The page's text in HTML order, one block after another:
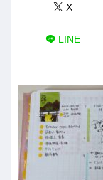
X
LINE